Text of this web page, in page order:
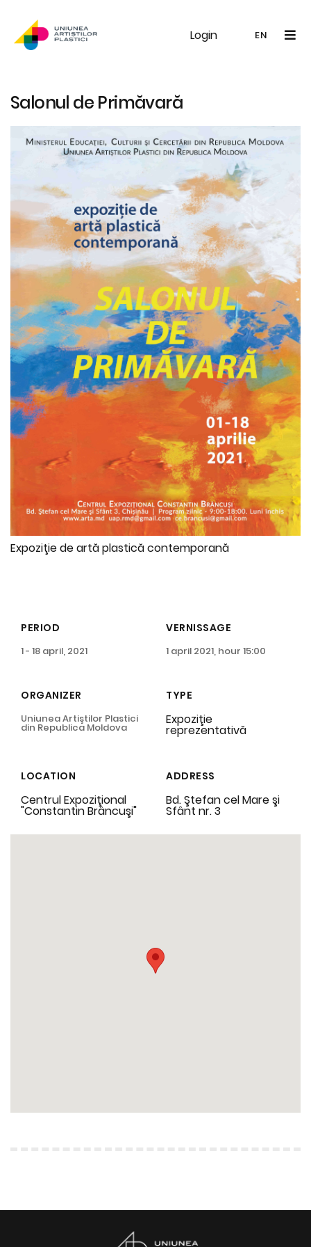
Login EN
UAP Galerie Noutăți
Salonul de Primăvară
Expoziţie de artă plastică contemporană
PERIOD
1 - 18 april, 2021
VERNISSAGE
1 april 2021, hour 15:00
ORGANIZER
Uniunea Artiştilor Plastici
din Republica Moldova
TYPE
Expoziţie
reprezentativă
LOCATION
Centrul Expoziţional
"Constantin Brâncuşi"
ADDRESS
Bd. Ştefan cel Mare şi
Sfânt nr. 3